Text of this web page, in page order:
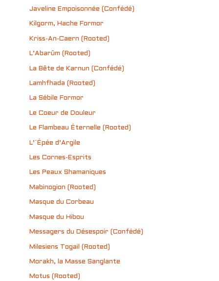
Javeline Empoisonnée (Confédé)
Kilgorm, Hache Formor
Kriss-An-Caern (Rooted)
L’Abarûm (Rooted)
La Bête de Karnun (Confédé)
Lamhfhada (Rooted)
La Sébile Formor
Le Coeur de Douleur
Le Flambeau Éternelle (Rooted)
L’´Épée d’Argile
Les Cornes-Esprits
Les Peaux Shamaniques
Mabinogion (Rooted)
Masque du Corbeau
Masque du Hibou
Messagers du Désespoir (Confédé)
Milesiens Togail (Rooted)
Morakh, la Masse Sanglante
Motus (Rooted)